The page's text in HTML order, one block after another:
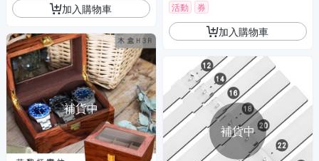
加入購物車
補貨中
活動 券
加入購物車
補貨中